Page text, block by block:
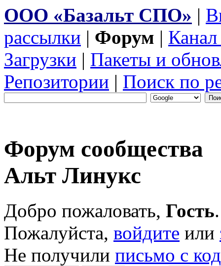
ООО «Базальт СПО» |
рассылки | Форум |
Загрузки | Пакеты и
Репозитории | Поиск по
Форум сообщества
Альт Линукс
Добро пожаловать, Гость.
Пожалуйста, войдите или
Не получили письмо с